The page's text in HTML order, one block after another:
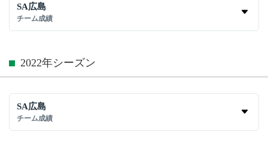
SA広島
チーム成績
2022年シーズン
SA広島
チーム成績